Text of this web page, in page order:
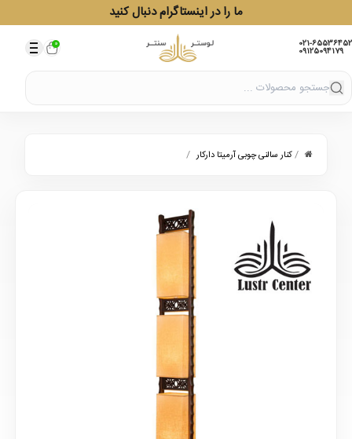
ما را در اینستاگرام دنبال کنید
021-65536452
09125094179
0
/کنار سالنی چوبی آرمیتا دارکار /